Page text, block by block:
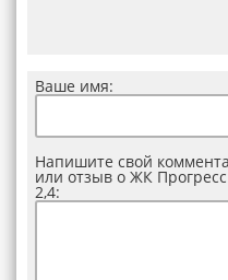
Ваше имя:
Напишите свой
или отзыв о ЖК
2,4: